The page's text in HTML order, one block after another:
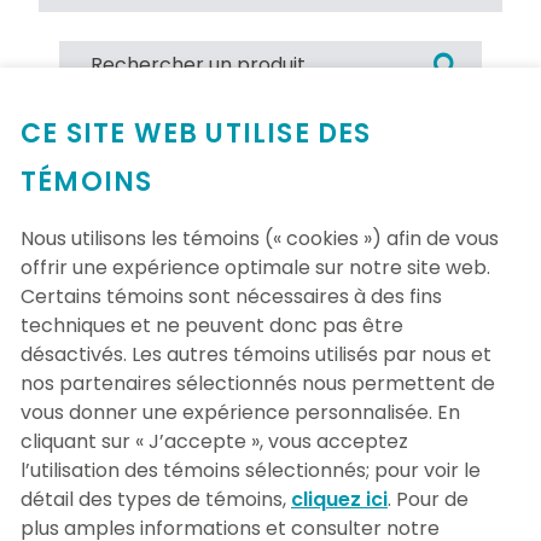
Aucun produit trouvé
CE SITE WEB UTILISE DES
TÉMOINS
Nous utilisons les témoins (« cookies ») afin de vous
offrir une expérience optimale sur notre site web.
Certains témoins sont nécessaires à des fins
techniques et ne peuvent donc pas être
désactivés. Les autres témoins utilisés par nous et
nos partenaires sélectionnés nous permettent de
vous donner une expérience personnalisée. En
cliquant sur « J’accepte », vous acceptez
l’utilisation des témoins sélectionnés; pour voir le
détail des types de témoins, cliquez ici. Pour de
plus amples informations et consulter notre